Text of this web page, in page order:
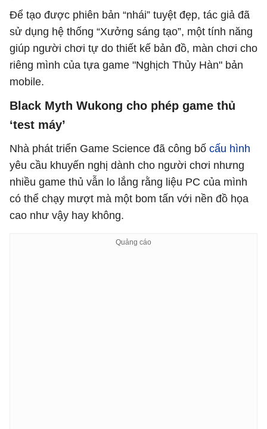
Để tạo được phiên bản “nhái” tuyệt đẹp, tác giả đã
sử dụng hệ thống “Xưởng sáng tạo”, một tính năng
giúp người chơi tự do thiết kế bản đồ, màn chơi cho
riêng mình của tựa game "Nghịch Thủy Hàn" bản
mobile.
Black Myth Wukong cho phép game thủ
‘test máy’
Nhà phát triển Game Science đã công bố cấu hình
yêu cầu khuyến nghị dành cho người chơi nhưng
nhiều game thủ vẫn lo lắng rằng liệu PC của mình
có thể chạy mượt mà một bom tấn với nền đồ họa
cao như vậy hay không.